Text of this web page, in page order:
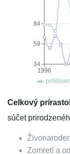
1996
34
59
84
Celkový
súčet
Zomretí a